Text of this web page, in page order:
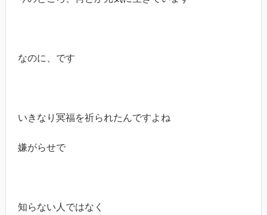
なのに、です
いきなり冥福を祈られたんですよね
嫌がらせで
知らない人ではなく